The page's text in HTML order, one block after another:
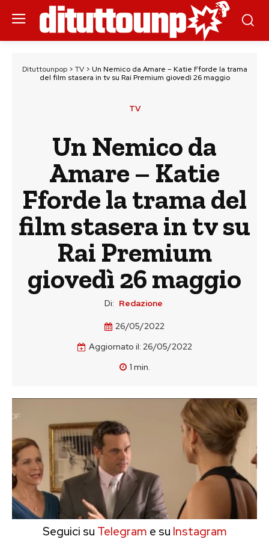
Dituttounpop> TV> Un Nemico da Amare – Katie Fforde la trama
del film stasera in tv su Rai Premium giovedì 26 maggio
TV
Un Nemico da
Amare – Katie
Fforde la trama del
film stasera in tv su
Rai Premium
giovedì 26 maggio
Di: Redazione
26/05/2022
Aggiornato il: 26/05/2022
1 min.
Seguici su Telegram e su Instagram